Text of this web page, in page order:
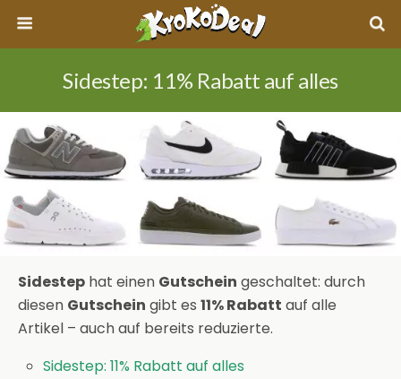
Sidestep: 11% Rabatt auf alles
Sidestep hat einen Gutschein geschaltet: durch
diesen Gutschein gibt es 11% Rabatt auf alle
Artikel – auch auf bereits reduzierte.
Sidestep: 11% Rabatt auf alles